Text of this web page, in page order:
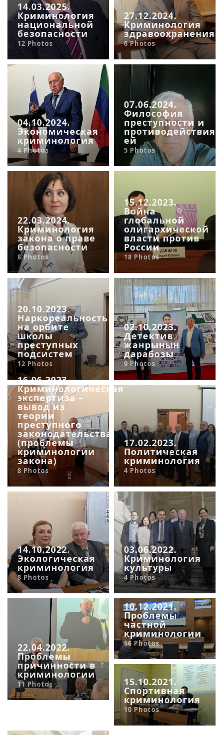
14.03.2025.
Криминология
национальной
безопасности
12 Photos
27.12.2024.
Криминология
здравоохранения
6 Photos
04.10.2024.
Экономическая
криминология
4 Photos
07.06.2024.
Философия
преступности и
противодействия
ей
5 Photos
22.03.2024.
Криминология
закона о праве
безопасности
8 Photos
15.12.2023.
Война
глобальной
олигархической
власти против
России
18 Photos
20.10.2023.
Наркореальность
на орбите
школы
преступных
подсистем
12 Photos
02.10.2023.
Детектив
жанрынын
дарабозы
9 Photos
16.06.2023.
Криминологическая
экспертиза –
вывод из
теории
преступного
законодательства
(проблемы
криминологии
закона)
8 Photos
17.02.2023.
Политическая
криминология
4 Photos
14.10.2022.
Экологическая
криминология
8 Photos
03.06.2022.
Криминология
культуры
4 Photos
22.04.2022.
Проблемы
причинности в
криминологии
11 Photos
10.12.2021.
Проблемы
частной
криминологии
16 Photos
15.10.2021.
Спортивная
криминология
10 Photos